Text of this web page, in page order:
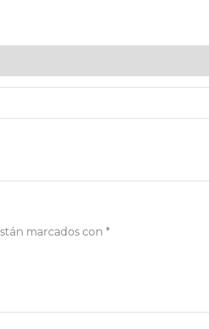
marcados con *